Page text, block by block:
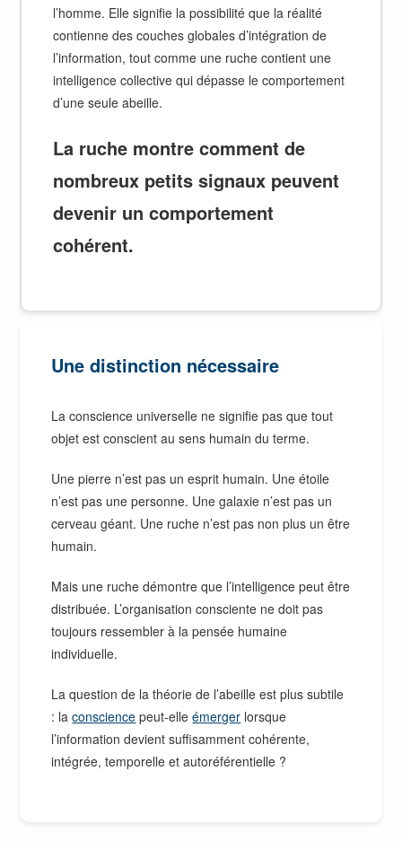
l’homme. Elle signifie la possibilité que la réalité
contienne des couches globales d’intégration de
l’information, tout comme une ruche contient une
intelligence collective qui dépasse le comportement
d’une seule abeille.
La ruche montre comment de
nombreux petits signaux peuvent
devenir un comportement
cohérent.
Une distinction nécessaire
La conscience universelle ne signifie pas que tout
objet est conscient au sens humain du terme.
Une pierre n’est pas un esprit humain. Une étoile
n’est pas une personne. Une galaxie n’est pas un
cerveau géant. Une ruche n’est pas non plus un être
humain.
Mais une ruche démontre que l’intelligence peut être
distribuée. L’organisation consciente ne doit pas
toujours ressembler à la pensée humaine
individuelle.
La question de la théorie de l’abeille est plus subtile
: laconscience peut-elleémerger lorsque
l’information devient suffisamment cohérente,
intégrée, temporelle et autoréférentielle ?